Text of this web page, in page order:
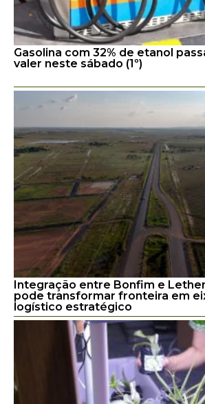
Gasolina com 32% de etanol
valer neste sábado (1º)
Integração entre Bonfim e
pode transformar fronteira em
logístico estratégico